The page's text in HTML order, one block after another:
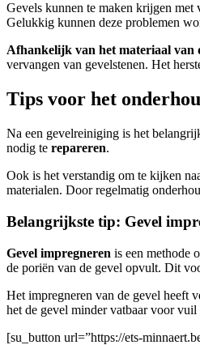
Gevels kunnen te maken krijgen met
Gelukkig kunnen deze problemen
Afhankelijk van het materiaal van
vervangen van gevelstenen. Het
Tips voor het
Na een gevelreiniging is het
nodig te repareren.
Ook is het verstandig om te kijken
materialen. Door regelmatig
Belangrijkste tip: Gevel
Gevel impregneren is een methode
de poriën van de gevel opvult. Dit
Het impregneren van de gevel heeft
het de gevel minder vatbaar voor
[su_button url=”https://ets-